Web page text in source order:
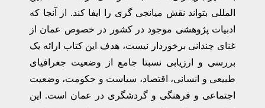
المللی بتواند نقش میانجی گری را ایفا کند. از آنجا که
ادبیات پژوهشی موجود در کشور در خصوص عمان از
غنای چندانی برخوردار نیست، هدف این کتاب ارائه یک
بررسی و ارزیابی نسبتا جامع از وضعیت جغرافیای
طبیعی و انسانی، اقتصاد، سیاست و حکومت، وضعیت
اجتماعی و فرهنگی و گردشگری در عمان است. این